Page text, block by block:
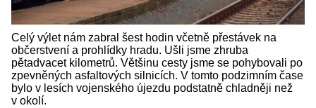
Celý výlet nám zabral šest hodin včetně přestávek na
občerstvení a prohlídky hradu. Ušli jsme zhruba
pětadvacet kilometrů. Většinu cesty jsme se pohybovali po
zpevněných asfaltových silnicích. V tomto podzimním čase
bylo v lesích vojenského újezdu podstatně chladněji než
v okolí.